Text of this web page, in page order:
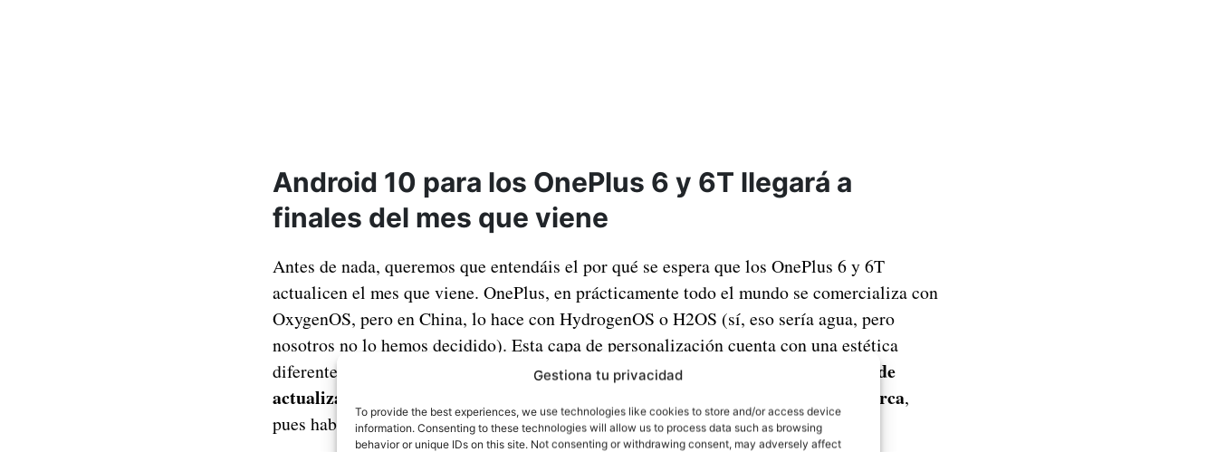
Gestiona tu privacidad
To provide the best experiences, we use technologies like cookies to store and/or access device
information. Consenting to these technologies will allow us to process data such as browsing
behavior or unique IDs on this site. Not consenting or withdrawing consent, may adversely affect
Android 10 para los OnePlus 6 y 6T llegará a
finales del mes que viene
Antes de nada, queremos que entendáis el por qué se espera que los OnePlus 6 y 6T
actualicen el mes que viene. OnePlus, en prácticamente todo el mundo se comercializa con
OxygenOS, pero en China, lo hace con HydrogenOS o H2OS (sí, eso sería agua, pero
nosotros no lo hemos decidido). Esta capa de personalización cuenta con una estética
diferente, pero al final, el teléfono es idéntico. Explicamos esto, porque la
s fechas de
actualización que se han dado, precisamente provienen del foro chino de la marca,
pues hablan de la versión de H2OS.